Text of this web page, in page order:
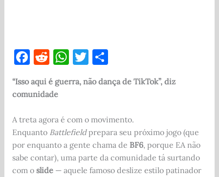
F
c
e
b
o
o
k
R
e
d
di
t
W
at
A
p
p
T
w
it
r
S
ar
“Isso aqui é guerra, não dança de TikTok”, diz
comunidade
A treta agora é com o movimento.
Enquanto Battlefieldprepara seu próximo jogo (que
por enquanto a gente chama de BF6, porque EA não
sabe contar), uma parte da comunidade tá surtando
com o slide— aquele famoso deslize estilo patinador